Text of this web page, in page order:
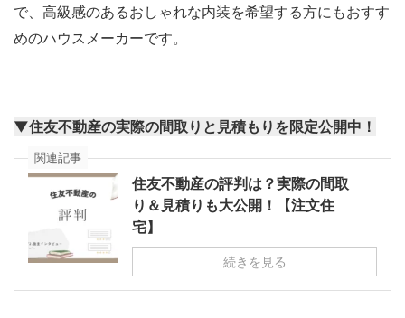
で、高級感のあるおしゃれな内装を希望する方にもおすす
めのハウスメーカーです。
▼住友不動産の実際の間取りと見積もりを限定公開中！
関連記事
住友不動産の評判は？実際の間取
り＆見積りも大公開！【注文住
宅】
続きを見る